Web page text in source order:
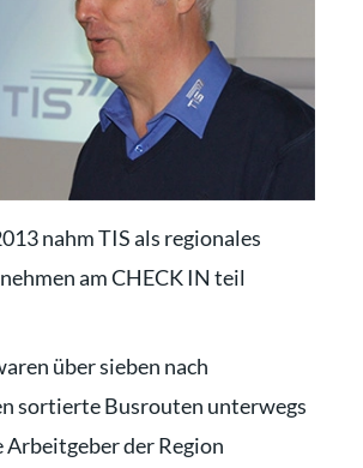
nahm TIS als regionales
am CHECK IN teil
über sieben nach
sortierte Busrouten unterwegs
Arbeitgeber der Region